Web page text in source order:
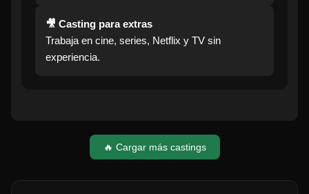
🎥 Casting para extras
Trabaja en cine, series, Netflix y TV sin
experiencia.
🔥 Cargar más castings